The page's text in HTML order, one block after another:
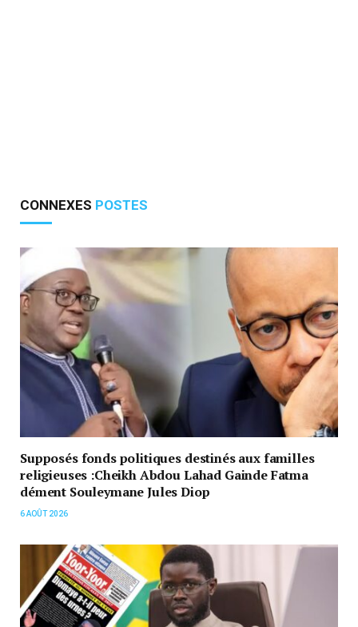
CONNEXES POSTES
Supposés fonds politiques destinés aux familles
religieuses :Cheikh Abdou Lahad Gainde Fatma
dément Souleymane Jules Diop
6 AOÛT 2026